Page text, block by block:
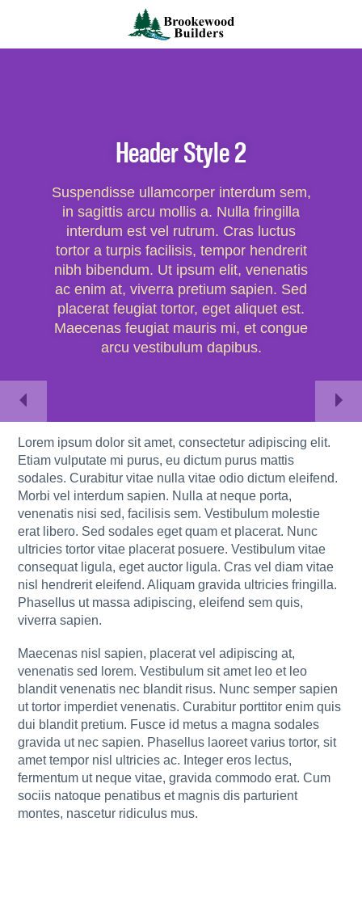
Header Style 2
Suspendisse ullamcorper interdum sem,
in sagittis arcu mollis a. Nulla fringilla
interdum est vel rutrum. Cras luctus
tortor a turpis facilisis, tempor hendrerit
nibh bibendum. Ut ipsum elit, venenatis
ac enim at, viverra pretium sapien. Sed
placerat feugiat tortor, eget aliquet est.
Maecenas feugiat mauris mi, et congue
arcu vestibulum dapibus.
Lorem ipsum dolor sit amet, consectetur adipiscing elit.
Etiam vulputate mi purus, eu dictum purus mattis
sodales. Curabitur vitae nulla vitae odio dictum eleifend.
Morbi vel interdum sapien. Nulla at neque porta,
venenatis nisi sed, facilisis sem. Vestibulum molestie
erat libero. Sed sodales eget quam et placerat. Nunc
ultricies tortor vitae placerat posuere. Vestibulum vitae
consequat ligula, eget auctor ligula. Cras vel diam vitae
nisl hendrerit eleifend. Aliquam gravida ultricies fringilla.
Phasellus ut massa adipiscing, eleifend sem quis,
viverra sapien.
Maecenas nisl sapien, placerat vel adipiscing at,
venenatis sed lorem. Vestibulum sit amet leo et leo
blandit venenatis nec blandit risus. Nunc semper sapien
ut tortor imperdiet venenatis. Curabitur porttitor enim quis
dui blandit pretium. Fusce id metus a magna sodales
gravida ut nec sapien. Phasellus laoreet varius tortor, sit
amet tempor nisl ultricies ac. Integer eros lectus,
fermentum ut neque vitae, gravida commodo erat. Cum
sociis natoque penatibus et magnis dis parturient
montes, nascetur ridiculus mus.